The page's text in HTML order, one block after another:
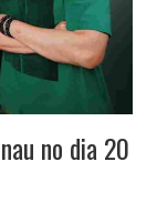
no dia 20